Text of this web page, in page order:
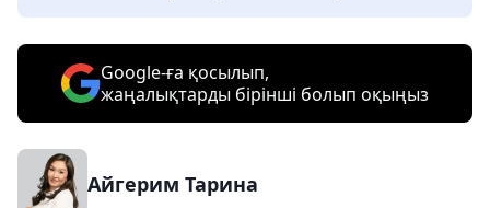
Google-ға қосылып,
жаңалықтарды бірінші болып оқыңыз
Айгерим Тарина